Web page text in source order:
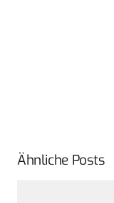
Ähnliche Posts